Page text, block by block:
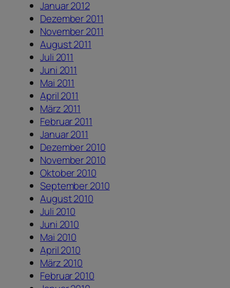
Januar 2012
Dezember 2011
November 2011
August 2011
Juli 2011
Juni 2011
Mai 2011
April 2011
März 2011
Februar 2011
Januar 2011
Dezember 2010
November 2010
Oktober 2010
September 2010
August 2010
Juli 2010
Juni 2010
Mai 2010
April 2010
März 2010
Februar 2010